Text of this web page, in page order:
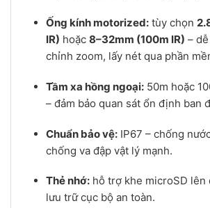
Ống kính motorized:tùy chọn
IR) hoặc 8–32mm (100m IR) –
chỉnh zoom, lấy nét qua phần
Tầm xa hồng ngoại:50m hoặc
– đảm bảo quan sát ổn định ban
Chuẩn bảo vệ:IP67 – chống
chống va đập vật lý mạnh.
Thẻ nhớ:hỗ trợ khe microSD lên
lưu trữ cục bộ an toàn.